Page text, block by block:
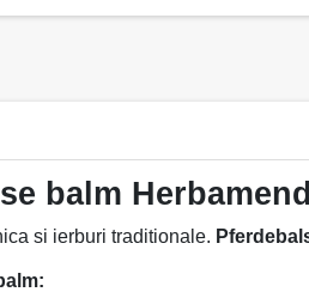
balm
si ierburi traditionale.